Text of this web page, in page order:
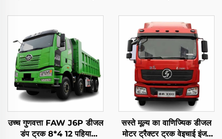
उच्च गुणवत्ता FAW J6P डीजल
डंप ट्रक 8*4 12 पहिया
सस्ते मूल्य का वाणिज्यिक डीजल
मोटर ट्रैक्टर ट्रक वेइचाई इंजन